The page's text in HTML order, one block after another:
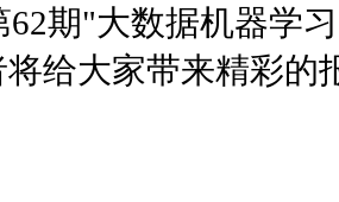
62期"大数据机器学
给大家带来精彩的